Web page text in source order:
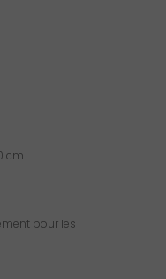
cm
pour les